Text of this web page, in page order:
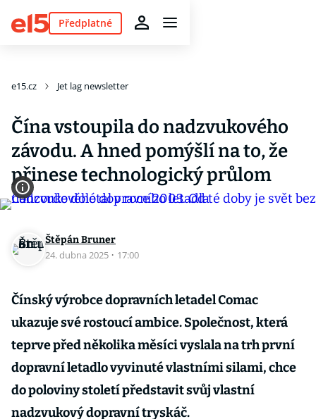
Předplatné
e15.cz Jet lag newsletter
Čína vstoupila do nadzvukového
závodu. A hned pomýšlí na to, že
přinese technologický průlom
Štěpán Bruner
24. dubna 2025 · 17:00
Čínský výrobce dopravních letadel Comac
ukazuje své rostoucí ambice. Společnost, která
teprve před několika měsíci vyslala na trh první
dopravní letadlo vyvinuté vlastními silami, chce
do poloviny století představit svůj vlastní
nadzvukový dopravní tryskáč.